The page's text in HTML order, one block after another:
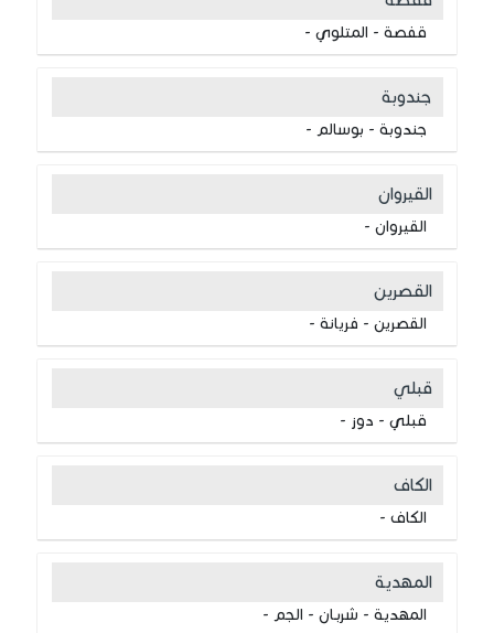
قفصة - المتلوي -
جندوبة
جندوبة - بوسالم -
القيروان
القيروان -
القصرين
القصرين - فريانة -
قبلي
قبلي - دوز -
الكاف
الكاف -
المهدية
المهدية - شربـان - الجم -